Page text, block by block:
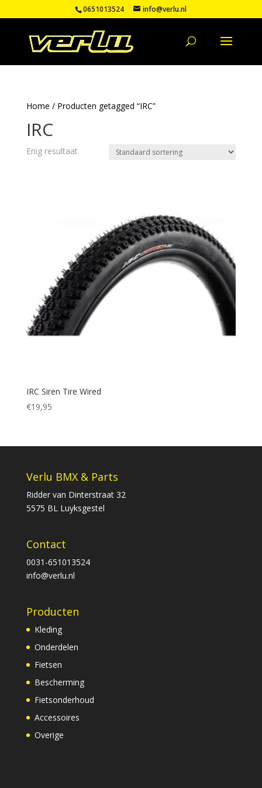
0651013524 info@verlu.nl
Home / Producten getagged “IRC”
IRC
Enig resultaat
IRC Siren Tire Wired
€19,95
Verlu BMX & Parts
Ridder van Dinterstraat 32
5575 BL Luyksgestel
Contact
0031-651013524
info@verlu.nl
Producten
Kleding
Onderdelen
Fietsen
Bescherming
Fietsonderhoud
Accessoires
Overige